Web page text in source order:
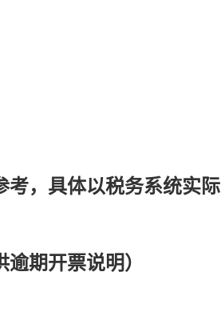
，具体以税务系统实际
期开票说明）